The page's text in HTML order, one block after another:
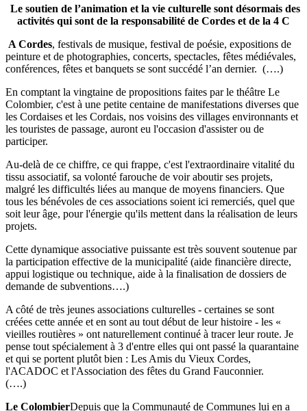
Le soutien de l’animation et la vie culturelle sont désormais des
activités qui sont de la responsabilité de Cordes et de la 4 C
A Cordes, festivals de musique, festival de poésie, expositions de
peinture et de photographies, concerts, spectacles, fêtes médiévales,
conférences, fêtes et banquets se sont succédé l’an dernier. (….)
En comptant la vingtaine de propositions faites par le théâtre Le
Colombier, c'est à une petite centaine de manifestations diverses que
les Cordaises et les Cordais, nos voisins des villages environnants et
les touristes de passage, auront eu l'occasion d'assister ou de
participer.
Au-delà de ce chiffre, ce qui frappe, c'est l'extraordinaire vitalité du
tissu associatif, sa volonté farouche de voir aboutir ses projets,
malgré les difficultés liées au manque de moyens financiers. Que
tous les bénévoles de ces associations soient ici remerciés, quel que
soit leur âge, pour l'énergie qu'ils mettent dans la réalisation de leurs
projets.
Cette dynamique associative puissante est très souvent soutenue par
la participation effective de la municipalité (aide financière directe,
appui logistique ou technique, aide à la finalisation de dossiers de
demande de subventions….)
A côté de très jeunes associations culturelles - certaines se sont
créées cette année et en sont au tout début de leur histoire - les «
vieilles routières » ont naturellement continué à tracer leur route. Je
pense tout spécialement à 3 d'entre elles qui ont passé la quarantaine
et qui se portent plutôt bien : Les Amis du Vieux Cordes,
l'ACADOC et l'Association des fêtes du Grand Fauconnier.
(….)
Le ColombierDepuis que la Communauté de Communes lui en a